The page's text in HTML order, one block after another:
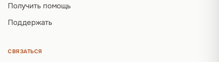
Получить помощь
Поддержать
СВЯЗАТЬСЯ